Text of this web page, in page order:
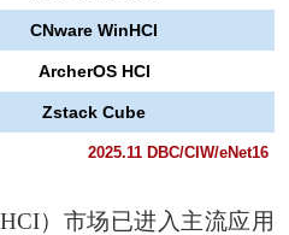
CNware WinHCI
ArcherOS HCI
Zstack Cube
2025.11 DBC/CIW/eNet16
）市场已进入主流应用